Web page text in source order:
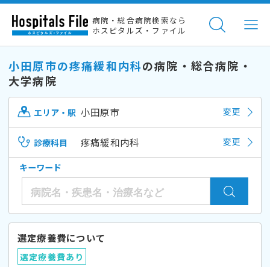
病院・総合病院検索なら
ホスピタルズ・ファイル
小田原市の疼痛緩和内科の病院・総合病院・
大学病院
エリア・駅 小田原市 変更
診療科目 疼痛緩和内科 変更
キーワード
選定療養費について
選定療養費あり